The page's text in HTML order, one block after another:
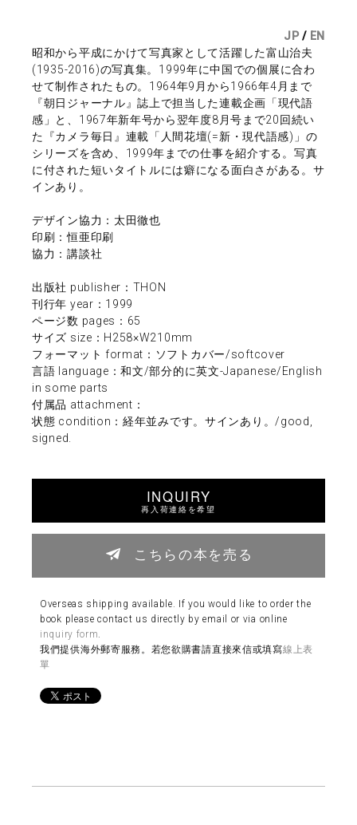
JP / EN
昭和から平成にかけて写真家として活躍した富山治夫
(1935-2016)の写真集。1999年に中国での個展に合わ
せて制作されたもの。1964年9月から1966年4月まで
『朝日ジャーナル』誌上で担当した連載企画「現代語
感」と、1967年新年号から翌年度8月号まで20回続い
た『カメラ毎日』連載「人間花壇(=新・現代語感)」の
シリーズを含め、1999年までの仕事を紹介する。写真
に付された短いタイトルには癖になる面白さがある。サ
インあり。
デザイン協力：太田徹也
印刷：恒亜印刷
協力：講談社
出版社 publisher：THON
刊行年 year：1999
ページ数 pages：65
サイズ size：H258×W210mm
フォーマット format：ソフトカバー/softcover
言語 language：和文/部分的に英文-Japanese/English
in some parts
付属品 attachment：
状態 condition：経年並みです。サインあり。/good,
signed.
INQUIRY
再入荷連絡を希望
こちらの本を売る
Overseas shipping available. If you would like to order the
book please contact us directly by email or via online
inquiry form
我們提供海外郵寄服務。若您欲購書請直接來信或填寫線上表
單